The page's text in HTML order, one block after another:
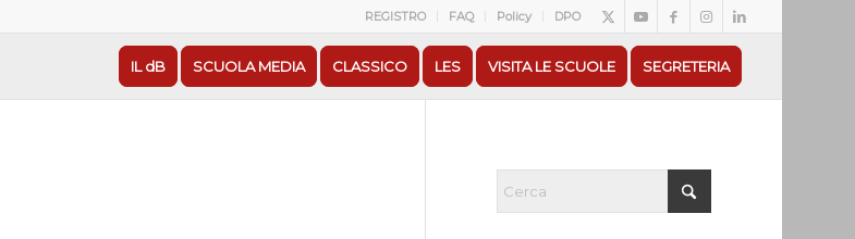
REGISTRO FAQ Policy DPO
IL dB SCUOLA MEDIA CLASSICO LES VISITA LE SCUOLE SEGRETERIA